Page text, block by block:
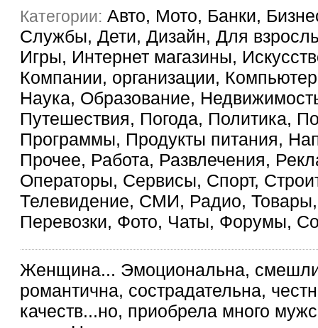
Категории: Авто, Мото, Банки,
Службы, Дети, Дизайн, Для
Игры, Интернет магазины,
Компании, организации,
Наука, Образование,
Путешествия, Погода, Политика,
Программы, Продукты питания,
Прочее, Работа, Развлечения,
Операторы, Сервисы, Спорт,
Телевидение, СМИ, Радио, Товары,
Перевозки, Фото, Чаты, Форумы,
Женщина... Эмоциональна,
романтична, сострадательна,
качеств...но, приобрела много